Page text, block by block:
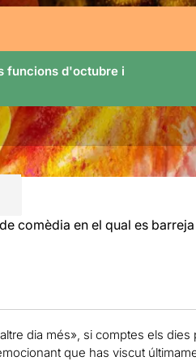
funcions d'octubre i
comèdia en el qual es
dia més», si comptes els dies
que has viscut